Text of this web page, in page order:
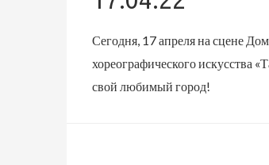
Сегодня, 17 апреля на сцене
хореографического искусства
свой любимый город!